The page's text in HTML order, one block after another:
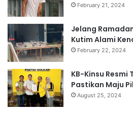
February 21, 2024
Jelang
Kutim Alami
February 22, 2024
KB-Kinsu Resmi
Pastikan Maju
August 25, 2024